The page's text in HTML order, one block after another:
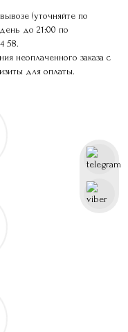
(уточняйте по
до 21:00 по
58.
неоплаченного заказа с
для оплаты.